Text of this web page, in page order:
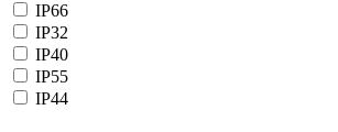
IP66
IP32
IP40
IP55
IP44